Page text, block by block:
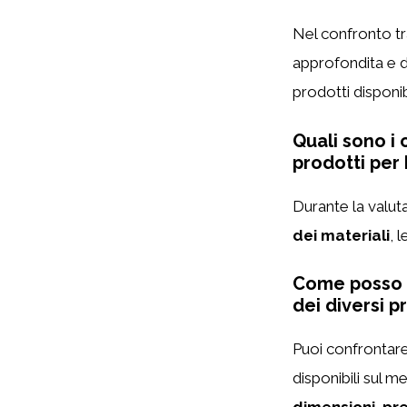
Nel confronto
approfondita e
prodotti
Quali sono i
prodotti per
Durante la
dei materiali ,
Come
dei diversi
Puoi
disponibili sul